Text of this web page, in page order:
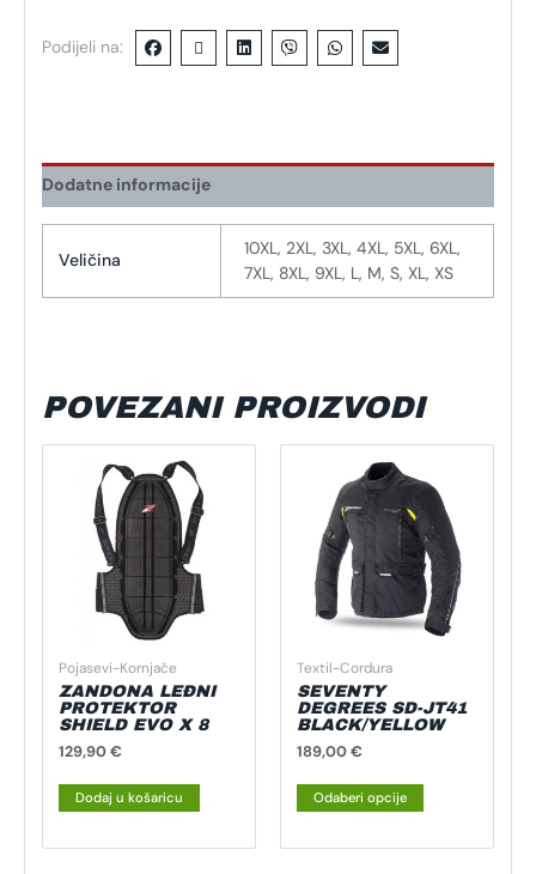
Podijeli na:
Dodatne informacije
Veličina
10XL, 2XL, 3XL, 4XL, 5XL, 6XL,
7XL, 8XL, 9XL, L, M, S, XL, XS
POVEZANI PROIZVODI
Pojasevi-Kornjače
ZANDONA LEĐNI
PROTEKTOR
SHIELD EVO X 8
129,90€
Dodaj u košaricu
Textil-Cordura
SEVENTY
DEGREES SD-JT41
BLACK/YELLOW
189,00€
Odaberi opcije
proizvod
ima
više
varijanti.
Opcije
se
na
stranici